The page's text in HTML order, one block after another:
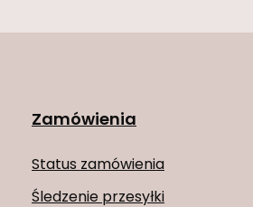
Zamówienia
Status zamówienia
Śledzenie przesyłki